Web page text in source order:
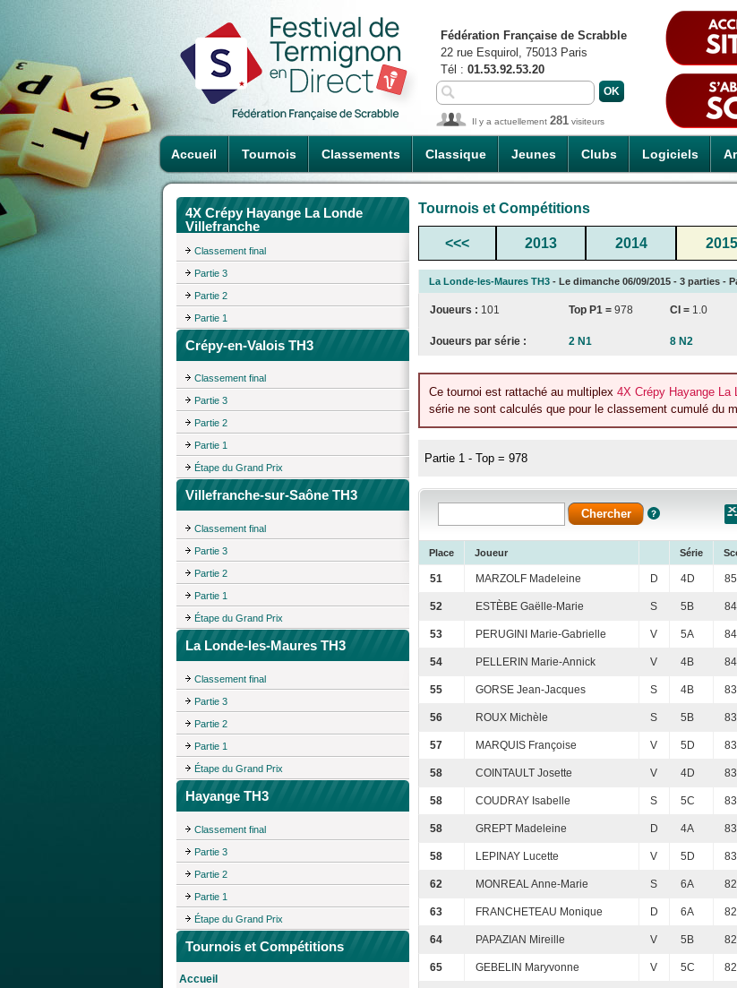
Accueil Tournois Classements Classique Jeunes Clubs Logiciels
Fédération Française de Scrabble
22 rue Esquirol, 75013 Paris
Tél : 01.53.92.53.20
Il y a actuellement 281 visiteurs
4X Crépy Hayange La Londe
Villefranche
Classement final
Partie 3
Partie 2
Partie 1
Crépy-en-Valois TH3
Classement final
Partie 3
Partie 2
Partie 1
Étape du Grand Prix
Villefranche-sur-Saône TH3
Classement final
Partie 3
Partie 2
Partie 1
Étape du Grand Prix
La Londe-les-Maures TH3
Classement final
Partie 3
Partie 2
Partie 1
Étape du Grand Prix
Hayange TH3
Classement final
Partie 3
Partie 2
Partie 1
Étape du Grand Prix
Tournois et Compétitions
Accueil
Tournois et Compétitions
<<< 2013 2014 2015
La Londe-les-Maures TH3 - Le dimanche 06/09/2015 - 3 parties -
Joueurs : 101 Top P1 = 978 CI = 1.0
Joueurs par série : 2 N1 8 N2
Ce tournoi est rattaché au multiplex 4X Crépy Hayange La
série ne sont calculés que pour le classement cumulé du
Partie 1 - Top = 978
Place Joueur Série
51 MARZOLF Madeleine D 4D
52 ESTÈBE Gaëlle-Marie S 5B
53 PERUGINI Marie-Gabrielle V 5A
54 PELLERIN Marie-Annick V 4B
55 GORSE Jean-Jacques S 4B
56 ROUX Michèle S 5B
57 MARQUIS Françoise V 5D
58 COINTAULT Josette V 4D
58 COUDRAY Isabelle S 5C
58 GREPT Madeleine D 4A
58 LEPINAY Lucette V 5D
62 MONREAL Anne-Marie S 6A
63 FRANCHETEAU Monique D 6A
64 PAPAZIAN Mireille V 5B
65 GEBELIN Maryvonne V 5C